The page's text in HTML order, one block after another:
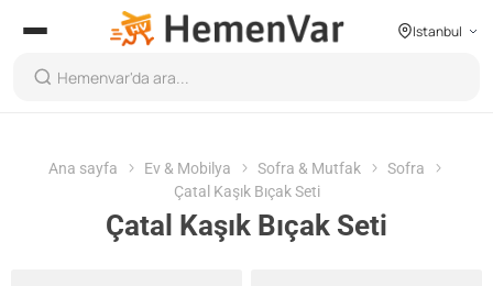
Istanbul
Ana sayfa Ev & Mobilya Sofra & Mutfak
Sofra
Çatal Kaşık Bıçak Seti
Çatal Kaşık Bıçak Seti